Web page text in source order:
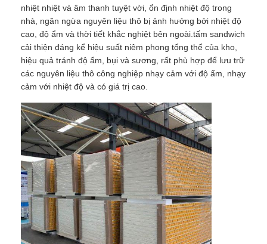
nhiệt nhiệt và âm thanh tuyệt vời, ổn định nhiệt độ trong
nhà, ngăn ngừa nguyên liệu thô bị ảnh hưởng bởi nhiệt độ
cao, độ ẩm và thời tiết khắc nghiệt bên ngoài.tấm sandwich
cải thiện đáng kể hiệu suất niêm phong tổng thể của kho,
hiệu quả tránh độ ẩm, bụi và sương, rất phù hợp để lưu trữ
các nguyên liệu thô công nghiệp nhạy cảm với độ ẩm, nhạy
cảm với nhiệt độ và có giá trị cao.